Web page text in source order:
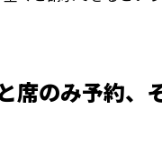
席のみ予約